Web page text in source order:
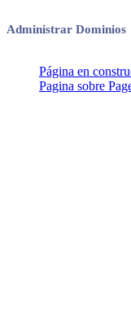
Administrar Dominios
Página en
Pagina sobre